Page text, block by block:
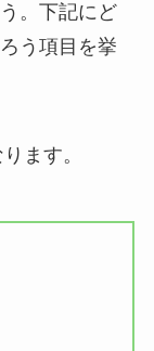
。下記にど
う項目を挙
ます。